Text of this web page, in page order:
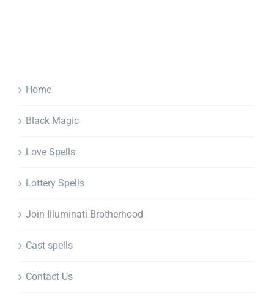
Home
Black Magic
Love Spells
Lottery Spells
Join Illuminati Brotherhood
Cast spells
Contact Us